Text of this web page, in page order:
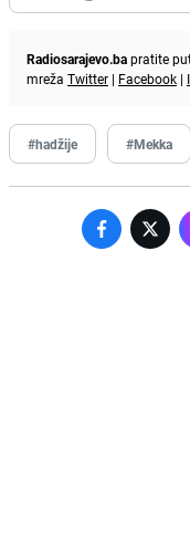
Radiosarajevo.bapratite
mreža Twitter | Facebook |
#hadžije #Mekka